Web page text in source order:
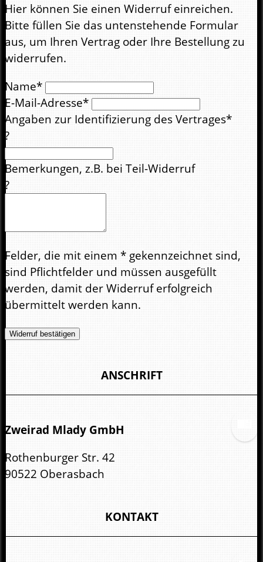
Hier können Sie einen Widerruf einreichen.
Bitte füllen Sie das untenstehende Formular
aus, um Ihren Vertrag oder Ihre Bestellung zu
widerrufen.
Name*
E-Mail-Adresse*
Angaben zur Identifizierung des Vertrages*
?
Bemerkungen, z.B. bei Teil-Widerruf
?
Felder, die mit einem * gekennzeichnet sind,
sind Pflichtfelder und müssen ausgefüllt
werden, damit der Widerruf erfolgreich
übermittelt werden kann.
Widerruf bestätigen
ANSCHRIFT
Zweirad Mlady GmbH
Rothenburger Str. 42
90522 Oberasbach
KONTAKT